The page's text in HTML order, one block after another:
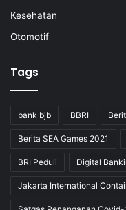
Kesehatan
Otomotif
Tags
bank bjb BBRI
Berita SEA Games 2021
BRI Peduli Digital
Jakarta International